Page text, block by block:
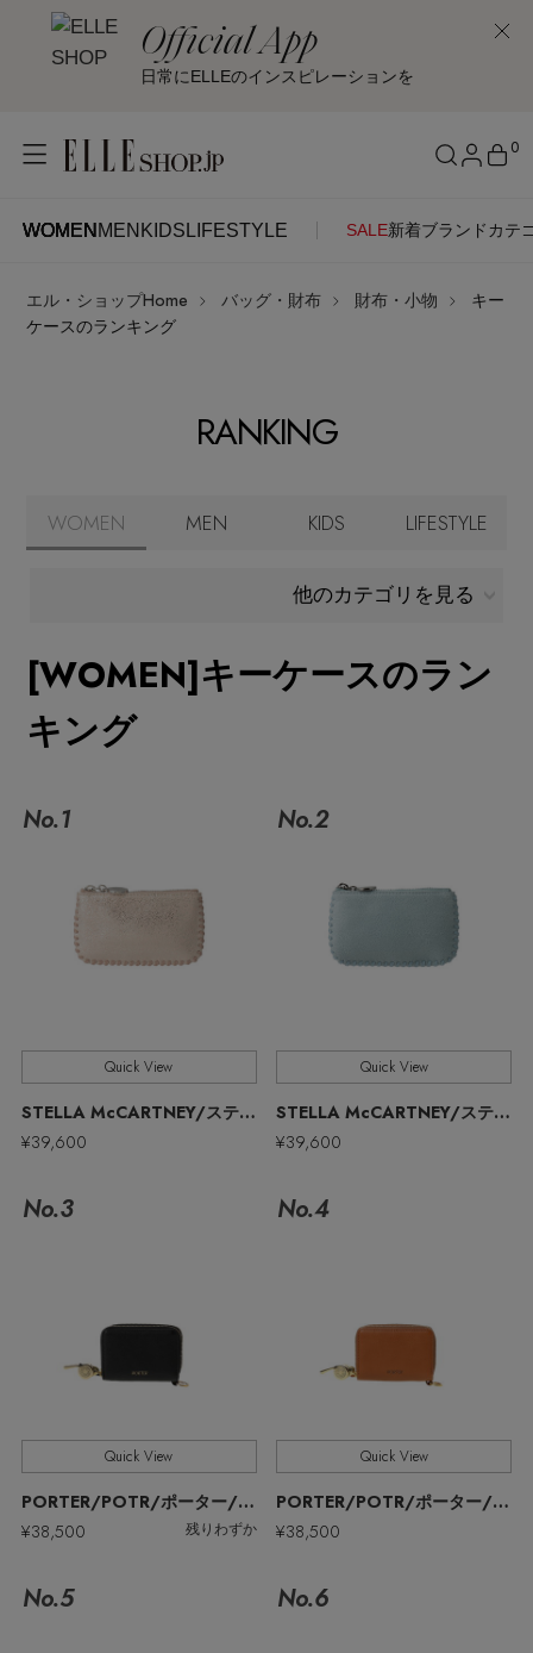
Official App
日常にELLEのインスピレーションを
WOMEN MEN KIDS LIFESTYLE SALE新着ブランド カテ
0
WOMENMENKIDSLIFESTYLE
ITEMS
ブランド
最旬！トレンドワード
【予約】新作ウェアをチェック
【Tシャツ】デイリーに活躍
【日傘】完全遮光・軽量傘
【リネン】涼しい夏素材
【雨の日】急な雨対策グッズ
【限定】ここでしか買えないアイテム
【ペプラム】トレンドシルエット
『ELLE』最新号掲載
【ジュエリー】シルバーでクールに
アイテム一覧
SALE
ウェア
すべてのウェア
ブラウス・シャツ
ワンピース・チュニック
パンツ
スカート
シューズ
すべてのシューズ
フラットシューズ
バッグ・財布
トートバッグ
すべてのファッション小物
アクセサリー
ピアス・イヤリング
すべてのランジェリー
ランジェリー
スポーツ
すべてのスポーツ
ウェア
ログイン
いち早くお届けします。
ご登録はこちら
カスタマーサポート
よくあるご質問
エル・ショップHome バッグ・財布 財布・小物
キー
ケースのランキング
RANKING
WOMEN MEN KIDS LIFESTYLE
他のカテゴリを見る
[WOMEN]キーケースのラン
キング
No.1
Quick View
STELLA McCARTNEY/ステラ マッカートニー
¥39,600
No.2
Quick View
STELLA McCARTNEY/ステラ マッカートニー
¥39,600
No.3
Quick View
PORTER/POTR/ポーター/ピー・オー・ティー・アール
¥38,500
残りわずか
No.4
Quick View
PORTER/POTR/ポーター/ピー・オー・ティー・アール
¥38,500
No.5 No.6